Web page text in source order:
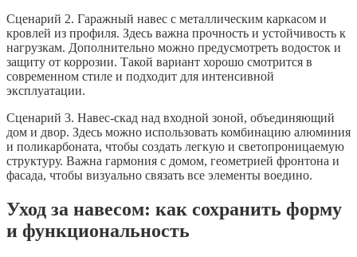
Сценарий 2. Гаражный навес с металлическим каркасом и
кровлей из профиля. Здесь важна прочность и устойчивость к
нагрузкам. Дополнительно можно предусмотреть водосток и
защиту от коррозии. Такой вариант хорошо смотрится в
современном стиле и подходит для интенсивной
эксплуатации.
Сценарий 3. Навес-скад над входной зоной, объединяющий
дом и двор. Здесь можно использовать комбинацию алюминия
и поликарбоната, чтобы создать легкую и светопроницаемую
структуру. Важна гармония с домом, геометрией фронтона и
фасада, чтобы визуально связать все элементы воедино.
Уход за навесом: как сохранить форму
и функциональность